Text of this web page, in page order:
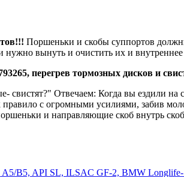
Поршеньки и скобы суппортов
вынуть и очистить их и внутреннее
перегрев тормозных дисков и
свистят?" Отвечаем: Когда вы ездили
с огромными усилиями, забив
и направляющие скоб внутрь